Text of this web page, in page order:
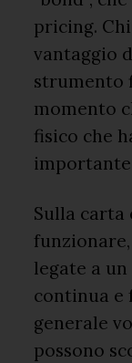
pricing.
vantaggio
strumento
momento
fisico che
Sulla carta
legate a
continua e
generale
possono